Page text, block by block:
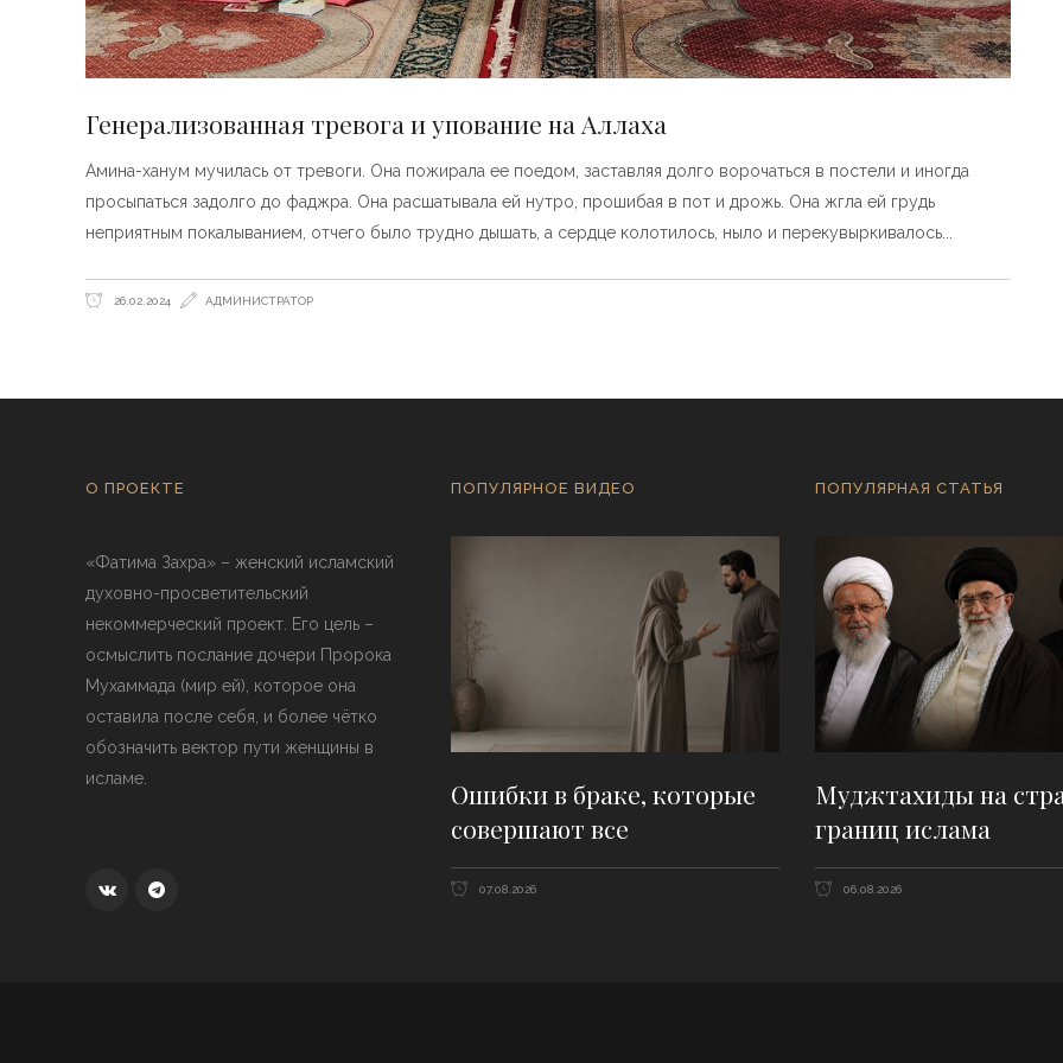
Генерализованная тревога и упование на Аллаха
Амина-ханум мучилась от тревоги. Она пожирала ее поедом, заставляя долго ворочаться в постели и иногда
просыпаться задолго до фаджра. Она расшатывала ей нутро, прошибая в пот и дрожь. Она жгла ей грудь
неприятным покалыванием, отчего было трудно дышать, а сердце колотилось, ныло и перекувыркивалось
26.02.2024 АДМИНИСТРАТОР
О ПРОЕКТЕ
«Фатима Захра» – женский исламский
духовно-просветительский
некоммерческий проект. Его цель –
осмыслить послание дочери Пророка
Мухаммада (мир ей), которое она
оставила после себя, и более чётко
обозначить вектор пути женщины в
исламе.
ПОПУЛЯРНОЕ ВИДЕО
Ошибки в браке, которые
совершают все
07.08.2026
ПОПУЛЯРНАЯ СТАТЬЯ
Муджтахиды на
границ ислама
06.08.2026